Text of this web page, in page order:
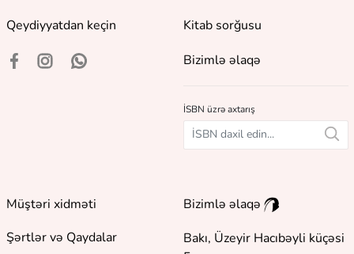
Qeydiyyatdan keçin
Kitab sorğusu
Bizimlə əlaqə
İSBN üzrə axtarış
Müştəri xidməti
Şərtlər və Qaydalar
Bizimlə əlaqə
Bakı, Üzeyir Hacıbəyli küçəsi